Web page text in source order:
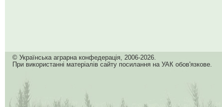
© Українська аграрна конфедерація, 2006-2026.
При використанні матеріалів сайту посилання на УАК обов'язкове.